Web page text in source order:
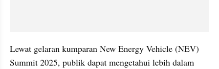
Lewat gelaran kumparan New Energy Vehicle (NEV)
Summit 2025, publik dapat mengetahui lebih dalam